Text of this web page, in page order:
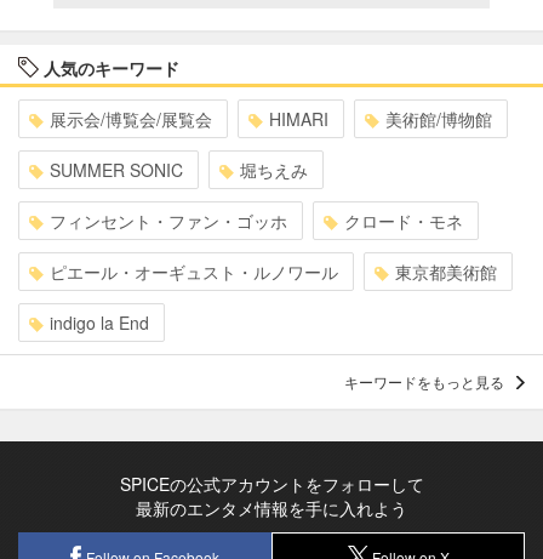
人気のキーワード
展示会/博覧会/展覧会 HIMARI 美術館/博物館
SUMMER SONIC 堀ちえみ
フィンセント・ファン・ゴッホ クロード・モネ
ピエール・オーギュスト・ルノワール 東京都美術館
indigo la End
キーワードをもっと見る
SPICEの公式アカウントをフォローして
最新のエンタメ情報を手に入れよう